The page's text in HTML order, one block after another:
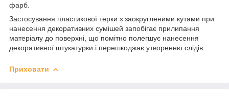
фарб.
Застосування пластикової терки з заокругленими кутами при
нанесення декоративних сумішей запобігає прилипання
матеріалу до поверхні, що помітно полегшує нанесення
декоративної штукатурки і перешкоджає утворенню слідів.
Приховати